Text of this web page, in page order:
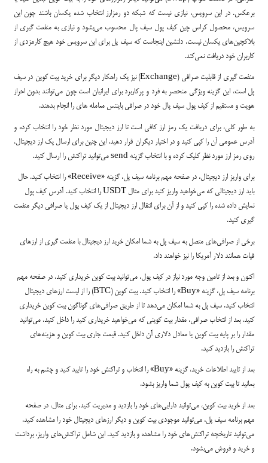
برعکس. در این سرویس، نیازی نیست که شبکه دو رمزارز انتخاب شده یکسان باشند چون این
سرویس، محصول کراس چین کیف پول سیف پال محسوب می‌بشود و نیازی به منفعت گیری از
بلاکچین‌های یکسان نیست. دلنشین اینجاست که سیف پل برای این سرویس خود هیچ کارمزدی از
کاربران خود دریافت نمی‌کند.
منفعت گیری از قابلیت صرافی (Exchange) نیز یک راهکار دیگر برای خرید بیت کوین در سیف
پل است، این گزینه ویژگی منحصر به فرد و پرکاربرد برای ایرانیان است چون می‌توانند بدون احراز
هویت و مستقیم از کیف پول سیف پال خود در صرافی بایننس معامله های را انجام بدهند.
به طور کلی، برای دریافت یک رمز ارز کافی است تا ارز دیجیتال مورد نظر خود را انتخاب کرده و
آدرس عمومی آن را کپی کنید و در اختیار دیگران قرار دهید. این چنین برای ارسال یک ارز دیجیتال،
روی رمز ارز مورد نظر کلیک کرده و با انتخاب گزینه send می‌توانید تراکنش را ارسال کنید.
برای واریز ارز دیجیتال، در صفحه مهم برنامه سیف پل، گزینه «Receive» را انتخاب کنید. حال
باید ارز دیجیتالی که می‌خواهید واریز کنید برای مثال USDT را انتخاب کنید. آدرس کیف پول
نمایش داده شده را کپی کنید و از آن برای انتقال ارز دیجیتال از یک کیف پول یا صرافی دیگر منفعت
گیری کنید.
برخی از صرافی‌های متصل به سیف پل به شما امکان خرید ارز دیجیتال با منفعت گیری از ارزهای
فیات همانند دلار آمریکا را نیز خواهند داد.
اکنون و بعد از تامین وجه مورد نیاز در کیف پول، می‌توانید بیت کوین خریداری کنید. در صفحه مهم
برنامه سیف پل، گزینه «Buy» را انتخاب کنید. بیت کوین (BTC) را از لیست ارزهای دیجیتال
انتخاب کنید. سیف پل به شما امکان می‌دهد تا از طریق صرافی‌های گوناگون بیت کوین خریداری
کنید. بعد از انتخاب صرافی، مقدار بیت کوینی که می‌خواهید خریداری کنید را داخل کنید. می‌توانید
مقدار را بر پایه بیت کوین یا معادل دلاری آن داخل کنید. قیمت جاری بیت کوین و هزینه‌های
تراکنش را بازدید کنید.
بعد از تایید اطلاعات خرید، گزینه «Buy» را انتخاب و تراکنش خود را تایید کنید و چشم به راه
بمانید تا بیت کوین به کیف پول شما واریز بشود.
بعد از خرید بیت کوین، می‌توانید دارایی‌های خود را بازدید و مدیریت کنید. برای مثال، در صفحه
مهم برنامه سیف پل، می‌توانید موجودی بیت کوین و دیگر ارزهای دیجیتال خود را مشاهده کنید.
می‌توانید تاریخچه تراکنش‌های خود را مشاهده و بازدید کنید. این شامل تراکنش‌های واریز، برداشت
و خرید و فروش می‌بشود.